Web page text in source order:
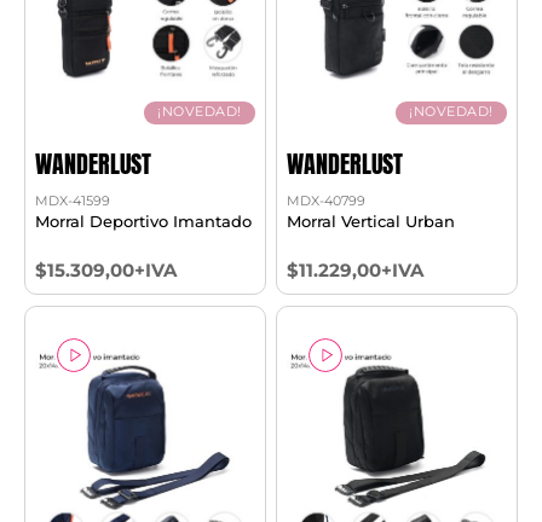
¡NOVEDAD!
WANDERLUST
MDX-41599
Morral Deportivo Imantado
$15.309,00+IVA
¡NOVEDAD!
WANDERLUST
MDX-40799
Morral Vertical Urban
$11.229,00+IVA